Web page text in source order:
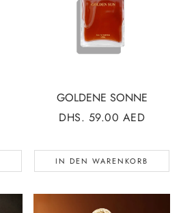
GOLDENE SONNE
NORMALER
DHS. 59.00 AED
IN DEN WARENKORB